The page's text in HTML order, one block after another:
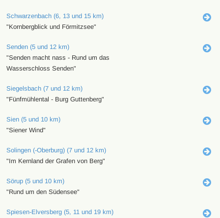
Schwarzenbach (6, 13 und 15 km)
"Kornbergblick und Förmitzsee"
Senden (5 und 12 km)
"Senden macht nass - Rund um das
Wasserschloss Senden"
Siegelsbach (7 und 12 km)
"Fünfmühlental - Burg Guttenberg"
Sien (5 und 10 km)
"Siener Wind"
Solingen (-Oberburg) (7 und 12 km)
"Im Kernland der Grafen von Berg"
Sörup (5 und 10 km)
"Rund um den Südensee"
Spiesen-Elversberg (5, 11 und 19 km)